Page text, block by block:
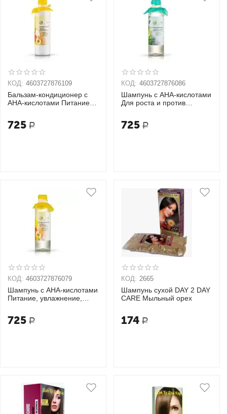
КОД: 4603727876109
Бальзам-кондиционер с
AHA-кислотами Питание,
восстановление OZ!
OrganicZone
725 Р
КОД: 4603727876086
Шампунь с AHA-кислотами
Для роста и против
OrganicZone
725 Р
КОД: 4603727876079
Шампунь с AHA-кислотами
Питание, увлажнение,
OrganicZone
725 Р
КОД: 2665
Шампунь сухой DAY 2 DAY
CARE Мыльный орех
174 Р